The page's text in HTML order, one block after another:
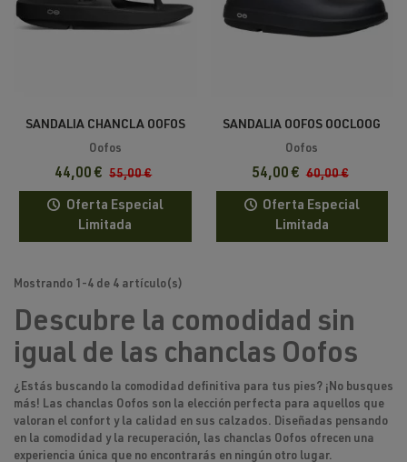
SANDALIA CHANCLA OOFOS
OORIGINAL UNISEX
RECUPERACIÓN
Oofos
44,00 € 55,00 €
Oferta Especial
Limitada
SANDALIA OOFOS OOCLOOG
UNISEX
Oofos
54,00 € 60,00 €
Oferta Especial
Limitada
Mostrando 1-4 de 4 artículo(s)
Descubre la comodidad sin
igual de las chanclas Oofos
¿Estás buscando la comodidad definitiva para tus pies? ¡No busques
más! Las chanclas Oofos son la elección perfecta para aquellos que
valoran el confort y la calidad en sus calzados. Diseñadas pensando
en la comodidad y la recuperación, las chanclas Oofos ofrecen una
experiencia única que no encontrarás en ningún otro lugar.